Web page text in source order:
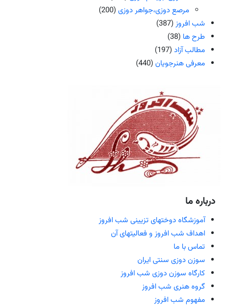
مرصع دوزی،جواهر دوزی (200)
شب افروز (387)
طرح ها (38)
مطالب آزاد (197)
معرفی هنرجویان (440)
درباره ما
آموزشگاه دوختهای تزیینی شب افروز
اهداف شب افروز و فعالیتهای آن
تماس با ما
سوزن دوزی سنتی ایران
کارگاه سوزن دوزی شب افروز
گروه هنری شب افروز
مفهوم شب افروز